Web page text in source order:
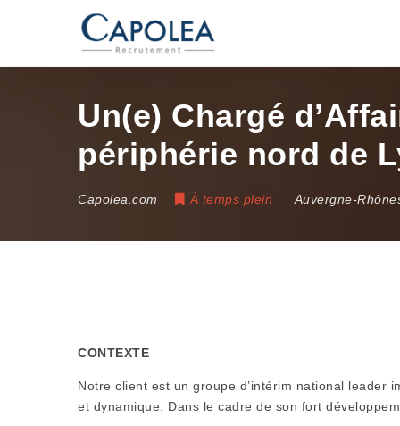
Un(e) Chargé
périphérie nord de
Capolea.com À temps plein Auvergne-
CONTEXTE
Notre client est un groupe d’intérim national leader
et dynamique. Dans le cadre de son fort